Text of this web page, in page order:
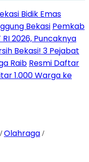
Bidik Emas
Bekasi Pemkab
2026, Puncaknya
Bekasi! 3 Pejabat
Raib Resmi Daftar
1.000 Warga ke
/Olahraga /